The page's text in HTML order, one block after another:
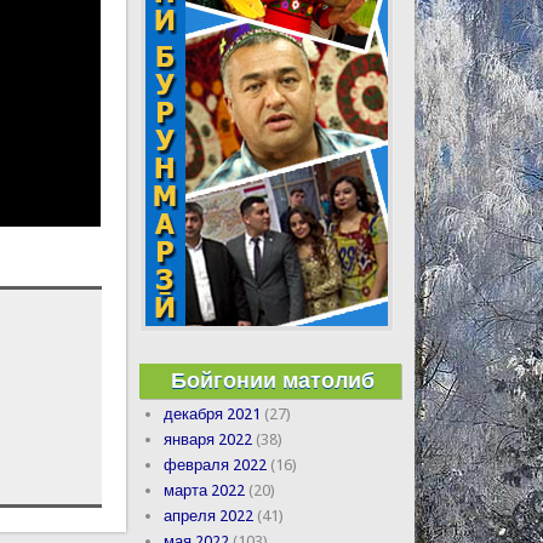
Бойгонии матолиб
декабря 2021 (27)
января 2022 (38)
февраля 2022 (16)
марта 2022 (20)
апреля 2022 (41)